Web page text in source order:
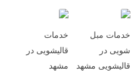
خدمات
قالیشویی در
مشهد
خدمات مبل
شویی در
قالیشویی مشهد